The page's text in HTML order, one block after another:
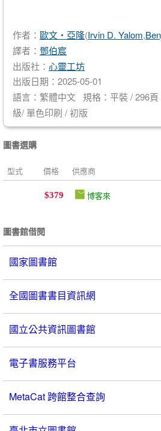
作者： 歐文‧亞隆(Irvin D. Yalom,
譯者： 鄧伯宸
出版社： 心靈工坊
出版日期：2025-05-01
語言：繁體中文 規格：平裝 / 296頁
級/ 單色印刷 / 初版
圖書選購
型式 價格 供應商
$379 博客來
圖書館借閱
國家圖書館
全國圖書書目資訊網
國立公共資訊圖書館
電子書服務平台
MetaCat 跨館整合查詢